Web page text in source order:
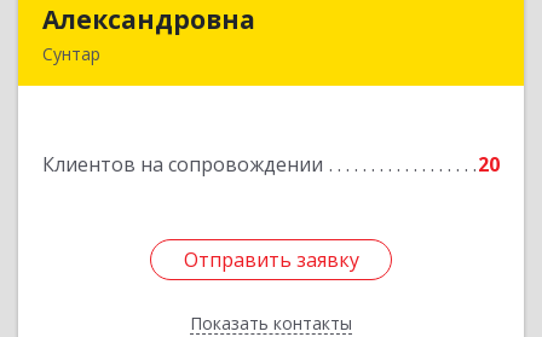
Александровна
Сунтар
Клиентов на сопровождении 20
Отправить заявку
Показать контакты
Отправить заявку
Назад